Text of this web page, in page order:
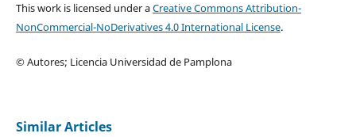
This work is licensed under aCreative Commons Attribution-
NonCommercial-NoDerivatives 4.0 International License.
© Autores; Licencia Universidad de Pamplona
Similar Articles